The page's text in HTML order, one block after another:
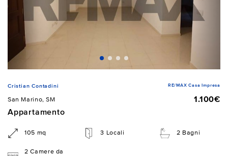
Cristian Contadini RE/MAX Casa Impresa
San Marino, SM
1.100€
Appartamento
105 mq 3 Locali 2 Bagni
2 Camere da